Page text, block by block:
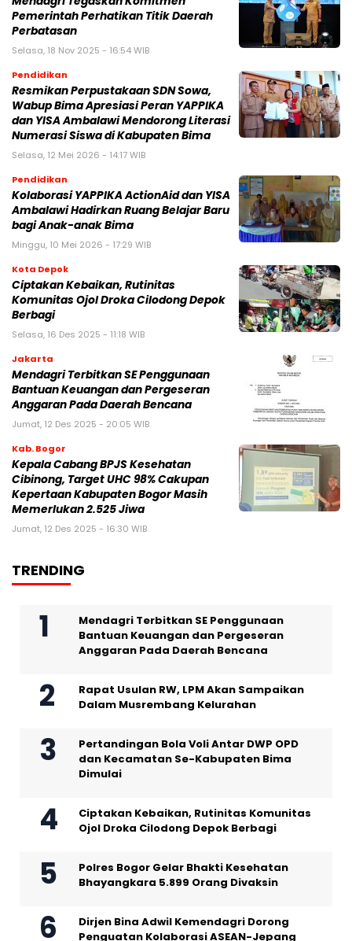
Pemerintah Perhatikan Titik Daerah
Perbatasan
Selasa, 18 Nov 2025 - 16:54 WIB
Pendidikan
Resmikan Perpustakaan SDN Sowa,
Wabup Bima Apresiasi Peran YAPPIKA
dan YISA Ambalawi Mendorong Literasi
Numerasi Siswa di Kabupaten Bima
Selasa, 12 Mei 2026 - 14:17 WIB
Pendidikan
Kolaborasi YAPPIKA ActionAid dan YISA
Ambalawi Hadirkan Ruang Belajar Baru
bagi Anak-anak Bima
Minggu, 10 Mei 2026 - 17:29 WIB
Kota Depok
Ciptakan Kebaikan, Rutinitas
Komunitas Ojol Droka Cilodong Depok
Berbagi
Selasa, 16 Des 2025 - 11:18 WIB
Jakarta
Mendagri Terbitkan SE Penggunaan
Bantuan Keuangan dan Pergeseran
Anggaran Pada Daerah Bencana
Jumat, 12 Des 2025 - 20:05 WIB
Kab. Bogor
Kepala Cabang BPJS Kesehatan
Cibinong, Target UHC 98% Cakupan
Kepertaan Kabupaten Bogor Masih
Memerlukan 2.525 Jiwa
Jumat, 12 Des 2025 - 16:30 WIB
TRENDING
Mendagri Terbitkan SE Penggunaan
Bantuan Keuangan dan Pergeseran
Anggaran Pada Daerah Bencana
Rapat Usulan RW, LPM Akan Sampaikan
Dalam Musrembang Kelurahan
Pertandingan Bola Voli Antar DWP OPD
dan Kecamatan Se-Kabupaten Bima
Dimulai
Ciptakan Kebaikan, Rutinitas Komunitas
Ojol Droka Cilodong Depok Berbagi
Polres Bogor Gelar Bhakti Kesehatan
Bhayangkara 5.899 Orang Divaksin
Dirjen Bina Adwil Kemendagri Dorong
Penguatan Kolaborasi ASEAN-Jepang